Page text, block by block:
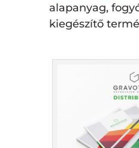
alapanyag,
kiegészítő